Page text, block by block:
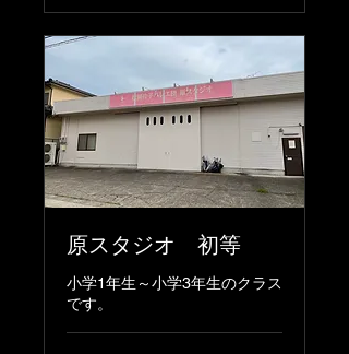
原スタジオ 初等
小学1年生～小学3年生のクラス
です。